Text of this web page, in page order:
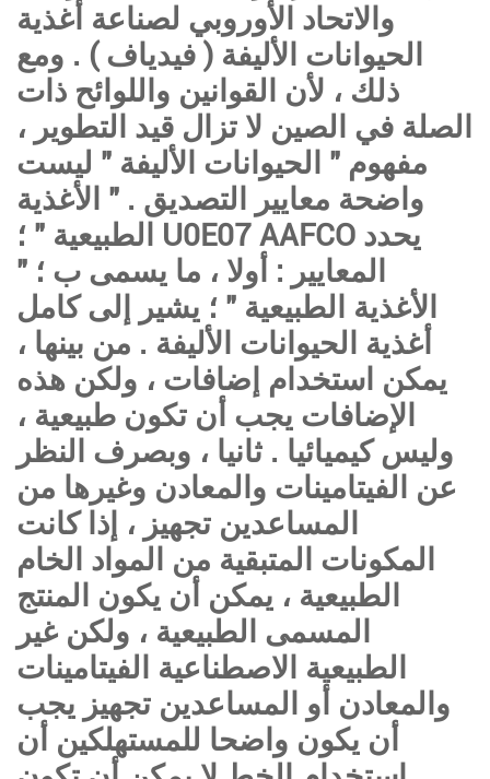
والاتحاد الأوروبي لصناعة أغذية
الحيوانات الأليفة ( فيدياف ) . ومع
ذلك ، لأن القوانين واللوائح ذات
الصلة في الصين لا تزال قيد التطوير ،
مفهوم " الحيوانات الأليفة " ليست
واضحة معايير التصديق . " الأغذية
الطبيعية " ؛ U0E07 AAFCO يحدد
المعايير : أولا ، ما يسمى ب ؛ "
الأغذية الطبيعية " ؛ يشير إلى كامل
أغذية الحيوانات الأليفة . من بينها ،
يمكن استخدام إضافات ، ولكن هذه
الإضافات يجب أن تكون طبيعية ،
وليس كيميائيا . ثانيا ، وبصرف النظر
عن الفيتامينات والمعادن وغيرها من
المساعدين تجهيز ، إذا كانت
المكونات المتبقية من المواد الخام
الطبيعية ، يمكن أن يكون المنتج
المسمى الطبيعية ، ولكن غير
الطبيعية الاصطناعية الفيتامينات
والمعادن أو المساعدين تجهيز يجب
أن يكون واضحا للمستهلكين أن